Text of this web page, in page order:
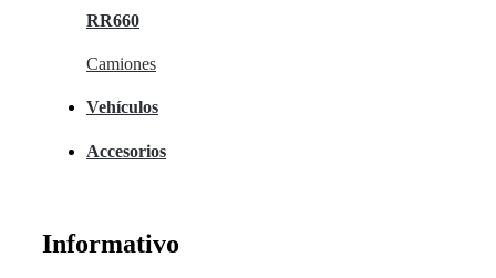
RR660
Camiones
Vehículos
Accesorios
Informativo